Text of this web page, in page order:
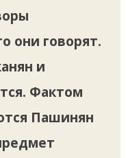
они говорят.
и
Фактом
Пашинян